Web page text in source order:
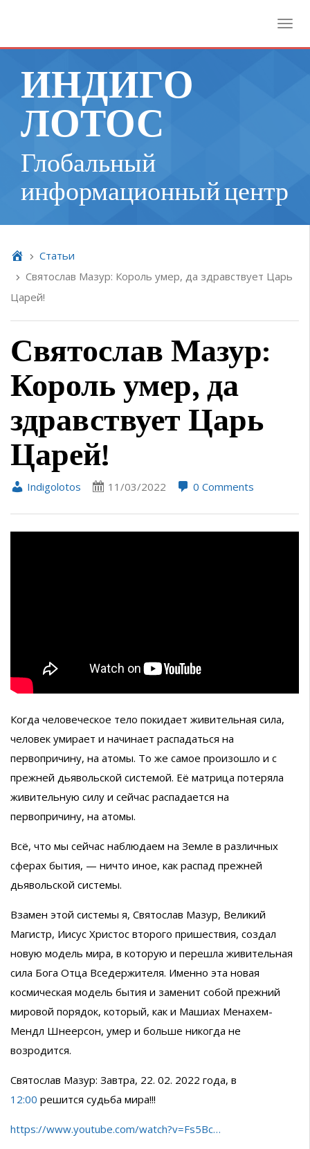
ИНДИГО
ЛОТОС
Глобальный
информационный центр
Cтатьи
Святослав Мазур: Король умер, да здравствует Царь
Царей!
Святослав Мазур:
Король умер, да
здравствует Царь
Царей!
Indigolotos 11/03/2022 0 Comments
Когда человеческое тело покидает живительная сила,
человек умирает и начинает распадаться на
первопричину, на атомы. То же самое произошло и с
прежней дьявольской системой. Её матрица потеряла
живительную силу и сейчас распадается на
первопричину, на атомы.
Всё, что мы сейчас наблюдаем на Земле в различных
сферах бытия, — ничто иное, как распад прежней
дьявольской системы.
Взамен этой системы я, Святослав Мазур, Великий
Магистр, Иисус Христос второго пришествия, создал
новую модель мира, в которую и перешла живительная
сила Бога Отца Вседержителя. Именно эта новая
космическая модель бытия и заменит собой прежний
мировой порядок, который, как и Машиах Менахем-
Мендл Шнеерсон, умер и больше никогда не
возродится.
Святослав Мазур: Завтра, 22. 02. 2022 года, в
12:00 решится судьба мира!!!
https://www.youtube.com/watch?v=Fs5Bc…